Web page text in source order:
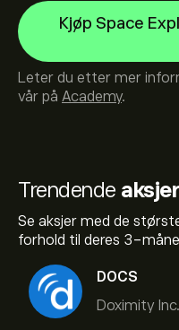
Trendende aksjer
Se aksjer med de
forhold til deres 3-
DOCS
Doximity Inc.
Kjøp Space
Leter du etter mer
vår på Academy.